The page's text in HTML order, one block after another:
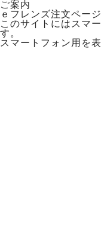
ご案内
ｅフレンズ注文ペー
このサイトにはスマ
す。
スマートフォン用を